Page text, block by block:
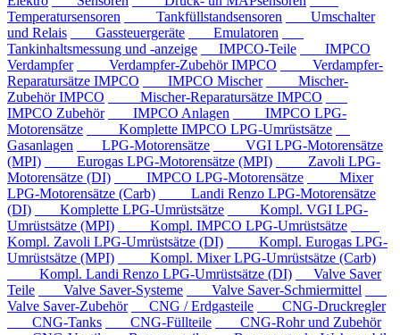
Temperatursensoren
Tankfüllstandsensoren
Umschalter
und Relais
Gassteuergeräte
Emulatoren
Tankinhaltsmessung und -anzeige
IMPCO-Teile
IMPCO
Verdampfer
Verdampfer-Zubehör IMPCO
Verdampfer-
Reparatursätze IMPCO
IMPCO Mischer
Mischer-
Zubehör IMPCO
Mischer-Reparatursätze IMPCO
IMPCO Zubehör
IMPCO Anlagen
IMPCO LPG-
Motorensätze
Komplette IMPCO LPG-Umrüstsätze
Gasanlagen
LPG-Motorensätze
VGI LPG-Motorensätze
(MPI)
Eurogas LPG-Motorensätze (MPI)
Zavoli LPG-
Motorensätze (DI)
IMPCO LPG-Motorensätze
Mixer
LPG-Motorensätze (Carb)
Landi Renzo LPG-Motorensätze
(DI)
Komplette LPG-Umrüstsätze
Kompl. VGI LPG-
Umrüstsätze (MPI)
Kompl. IMPCO LPG-Umrüstsätze
Kompl. Zavoli LPG-Umrüstsätze (DI)
Kompl. Eurogas LPG-
Umrüstsätze (MPI)
Kompl. Mixer LPG-Umrüstsätze (Carb)
Kompl. Landi Renzo LPG-Umrüstsätze (DI)
Valve Saver
Teile
Valve Saver-Systeme
Valve Saver-Schmiermittel
Valve Saver-Zubehör
CNG / Erdgasteile
CNG-Druckregler
CNG-Tanks
CNG-Füllteile
CNG-Rohr und Zubehör